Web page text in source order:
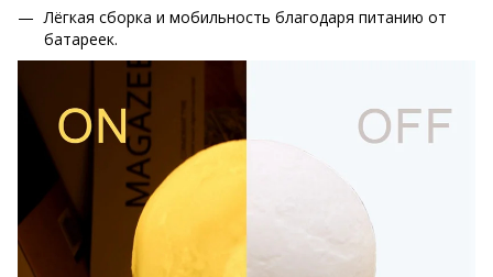
Лёгкая сборка и мобильность благодаря питанию от
батареек.